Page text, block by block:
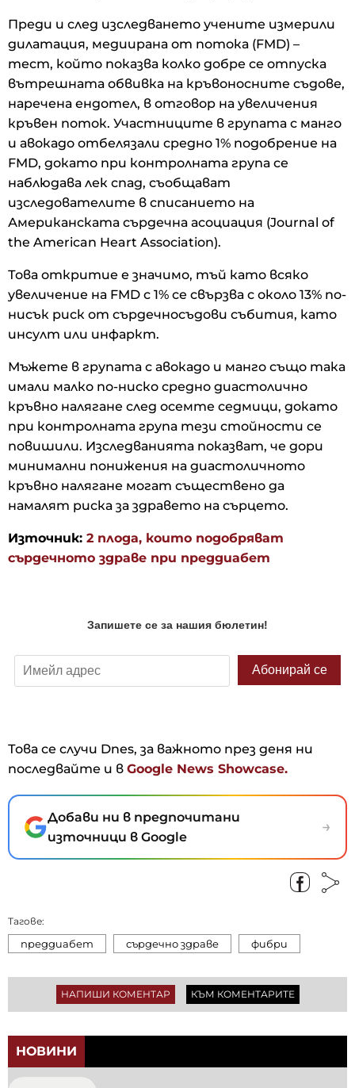
Преди и след изследването учените измерили
дилатация, медиирана от потока (FMD) –
тест, който показва колко добре се отпуска
вътрешната обвивка на кръвоносните съдове,
наречена ендотел, в отговор на увеличения
кръвен поток. Участниците в групата с манго
и авокадо отбелязали средно 1% подобрение на
FMD, докато при контролната група се
наблюдава лек спад, съобщават
изследователите в списанието на
Американската сърдечна асоциация (Journal of
the American Heart Association).
Това откритие е значимо, тъй като всяко
увеличение на FMD с 1% се свързва с около 13% по-
нисък риск от сърдечносъдови събития, като
инсулт или инфаркт.
Мъжете в групата с авокадо и манго също така
имали малко по-ниско средно диастолично
кръвно налягане след осемте седмици, докато
при контролната група тези стойности се
повишили. Изследванията показват, че дори
минимални понижения на диастоличното
кръвно налягане могат съществено да
намалят риска за здравето на сърцето.
Източник: 2 плода, които подобряват
сърдечното здраве при преддиабет
Това се случи Dnes, за важното през деня ни
последвайте и в Google News Showcase.
Добави ни в предпочитани
източници в Google
→
Тагове:
преддиабет сърдечно здраве фибри
НАПИШИ КОМЕНТАР КЪМ КОМЕНТАРИТЕ
НОВИНИ